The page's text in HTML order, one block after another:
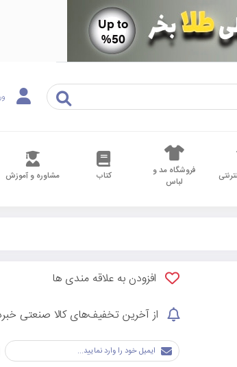
فروشگاه مد و
لباس
کتاب مشاوره و آموزش
افزودن به علاقه مندی ها
از آخرین تخفیف‌های کالا صنعتی